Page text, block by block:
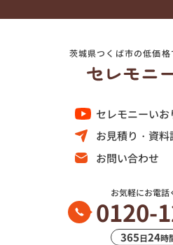
茨城県つくば市の低価
セレモニーい
お見積り・資料
お問い合わせ
お気軽にお電話
0120-
365日24時